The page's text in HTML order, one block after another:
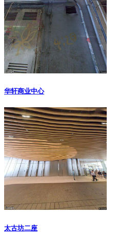
华轩商业中心
太古坊二座